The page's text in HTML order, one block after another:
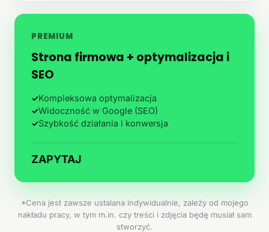
PREMIUM
Strona firmowa + optymalizacja i
SEO
✓Kompleksowa optymalizacja
✓Widoczność w Google (SEO)
✓Szybkość działania i konwersja
ZAPYTAJ
*Cena jest zawsze ustalana indywidualnie, zależy od mojego
nakładu pracy, w tym m.in. czy treści i zdjęcia będę musiał sam
stworzyć.